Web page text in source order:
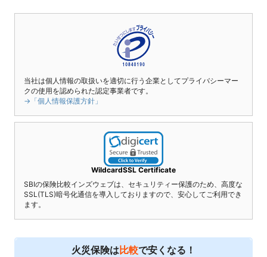
当社は個人情報の取扱いを適切に行う企業としてプライバシーマー
クの使用を認められた認定事業者です。
→「個人情報保護方針」
WildcardSSL Certificate
SBIの保険比較インズウェブは、セキュリティー保護のため、高度な
SSL(TLS)暗号化通信を導入しておりますので、安心してご利用でき
ます。
火災保険は比較で安くなる！